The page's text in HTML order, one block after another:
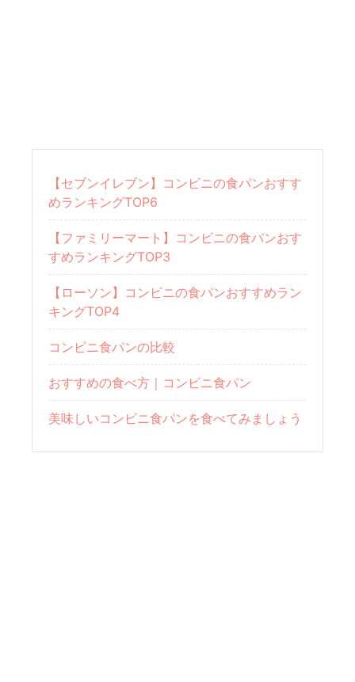
【セブンイレブン】コンビニの食パンおすす
めランキングTOP6
【ファミリーマート】コンビニの食パンおす
すめランキングTOP3
【ローソン】コンビニの食パンおすすめラン
キングTOP4
コンビニ食パンの比較
おすすめの食べ方｜コンビニ食パン
美味しいコンビニ食パンを食べてみましょう